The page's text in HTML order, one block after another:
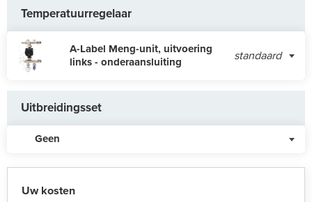
Temperatuurregelaar
A-Label Meng-unit, uitvoering
links - onderaansluiting
standaard
Uitbreidingsset
Geen
Uw kosten